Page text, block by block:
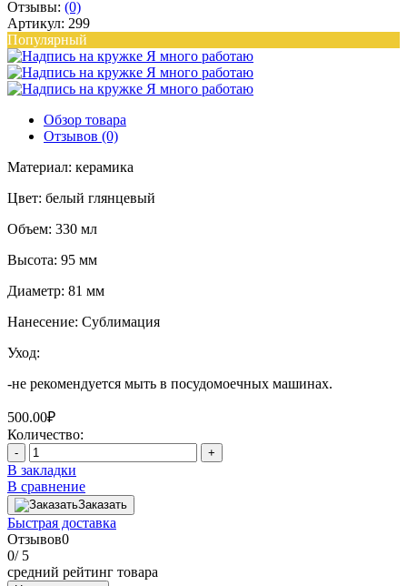
Отзывы: (0)
Артикул: 299
Популярный
Обзор товара
Отзывов (0)
Материал: керамика
Цвет: белый глянцевый
Объем: 330 мл
Высота: 95 мм
Диаметр: 81 мм
Нанесение: Сублимация
Уход:
-не рекомендуется мыть в посудомоечных машинах.
500.00₽
Количество:
- +
В закладки
В сравнение
Заказать
Быстрая доставка
Отзывов0
0/ 5
средний рейтинг товара